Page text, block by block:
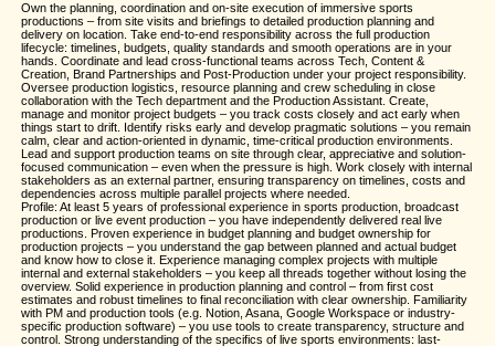
Own the planning, coordination and on-site execution of immersive sports
productions – from site visits and briefings to detailed production planning and
delivery on location. Take end-to-end responsibility across the full production
lifecycle: timelines, budgets, quality standards and smooth operations are in your
hands. Coordinate and lead cross-functional teams across Tech, Content &
Creation, Brand Partnerships and Post-Production under your project responsibility.
Oversee production logistics, resource planning and crew scheduling in close
collaboration with the Tech department and the Production Assistant. Create,
manage and monitor project budgets – you track costs closely and act early when
things start to drift. Identify risks early and develop pragmatic solutions – you remain
calm, clear and action-oriented in dynamic, time-critical production environments.
Lead and support production teams on site through clear, appreciative and solution-
focused communication – even when the pressure is high. Work closely with internal
stakeholders as an external partner, ensuring transparency on timelines, costs and
dependencies across multiple parallel projects where needed.
Profile: At least 5 years of professional experience in sports production, broadcast
production or live event production – you have independently delivered real live
productions. Proven experience in budget planning and budget ownership for
production projects – you understand the gap between planned and actual budget
and know how to close it. Experience managing complex projects with multiple
internal and external stakeholders – you keep all threads together without losing the
overview. Solid experience in production planning and control – from first cost
estimates and robust timelines to final reconciliation with clear ownership. Familiarity
with PM and production tools (e.g. Notion, Asana, Google Workspace or industry-
specific production software) – you use tools to create transparency, structure and
control. Strong understanding of the specifics of live sports environments: last-